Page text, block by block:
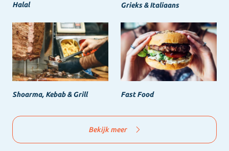
Halal Grieks & Italiaans
Shoarma, Kebab & Grill Fast Food
Bekijk meer